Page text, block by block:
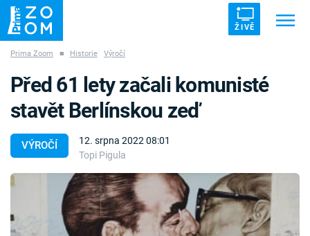
ŽIVĚ
ZÁHADY VETŘELCI DÁVNOVĚKU
Témata
Témata
Prima Zoom ■ Historie Výročí
VÝROČÍ
12. srpna 2022 08:01
Topi Pigula
Před 61 lety začali komunisté
stavět Berlínskou zeď